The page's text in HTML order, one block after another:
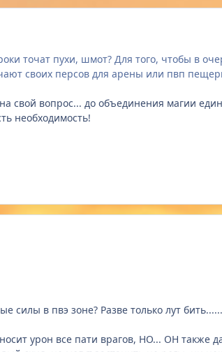
точат пухи, шмот? Для того, чтобы в
своих персов для арены или пвп
свой вопрос... до объединения магии
необходимость!
силы в пвэ зоне? Разве только лут
урон все пати врагов, НО... ОН также